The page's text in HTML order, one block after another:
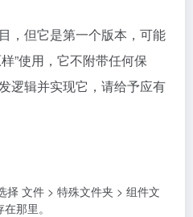
，但它是第一个版本，可能
”使用，它不附带任何保
逻辑并实现它，请给予应有
择 文件 > 特殊文件夹 > 组件文
那里。